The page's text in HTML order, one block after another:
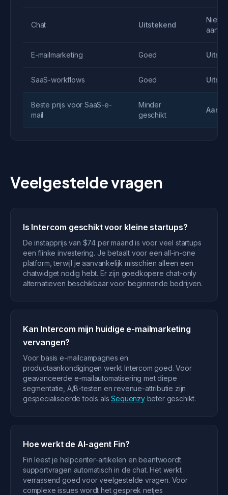
Chat Uitstekend
Niet
E-mailmarketing Goed
SaaS-workflows Goed
Beste prijs voor SaaS-e-
mail
Minder
geschikt
Veelgestelde vragen
Is Intercom geschikt voor kleine startups?
De instapprijs van $74 per maand is voor veel startups
een flinke investering. Je betaalt voor een all-in-one
platform, terwijl je aanvankelijk misschien alleen een
chatwidget nodig hebt. Er zijn goedkopere chat-only
alternatieven beschikbaar voor beginnende bedrijven.
Kan Intercom mijn huidige e-mailmarketing
vervangen?
Voor basis e-mailcampagnes en
productaankondigingen werkt Intercom goed. Voor
geavanceerde e-mailautomatisering met diepe
segmentatie, A/B-testen en revenue-attributie zijn
gespecialiseerde tools alsSequenzybeter geschikt.
Hoe werkt de AI-agent Fin?
Fin leest je helpcenter-artikelen en beantwoordt
supportvragen automatisch in de chat. Het werkt
verrassend goed voor veelgestelde vragen. Voor
complexe issues wordt het gesprek netjes